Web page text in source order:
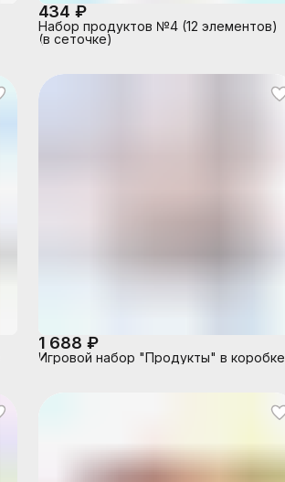
434 ₽
Набор продуктов №4 (12 элементов)
(в сеточке)
1 688 ₽
Игровой набор "Продукты" в коробке